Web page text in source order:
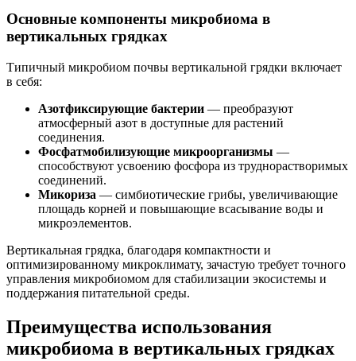
Основные компоненты микробиома в
вертикальных грядках
Типичный микробиом почвы вертикальной грядки включает
в себя:
Азотфиксирующие бактерии — преобразуют
атмосферный азот в доступные для растений
соединения.
Фосфатмобилизующие микроорганизмы —
способствуют усвоению фосфора из труднорастворимых
соединений.
Микориза — симбиотические грибы, увеличивающие
площадь корней и повышающие всасывание воды и
микроэлементов.
Вертикальная грядка, благодаря компактности и
оптимизированному микроклимату, зачастую требует точного
управления микробиомом для стабилизации экосистемы и
поддержания питательной среды.
Преимущества использования
микробиома в вертикальных грядках